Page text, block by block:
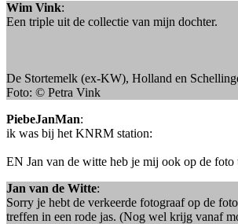
Wim Vink:
Een triple uit de collectie van mijn dochter.
De Stortemelk (ex-KW), Holland en
Foto: © Petra Vink
PiebeJanMan:
ik was bij het KNRM station:
EN Jan van de witte heb je mij ook op de foto
Jan van de Witte:
Sorry je hebt de verkeerde fotograaf op de
treffen in een rode jas. (Nog wel krijg vanaf